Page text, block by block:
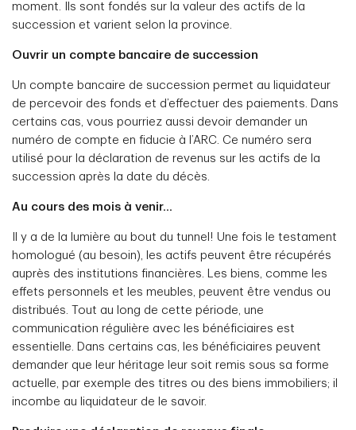
moment. Ils sont fondés sur la valeur des actifs de la
succession et varient selon la province.
Ouvrir un compte bancaire de succession
Un compte bancaire de succession permet au liquidateur
de percevoir des fonds et d’effectuer des paiements. Dans
certains cas, vous pourriez aussi devoir demander un
numéro de compte en fiducie à l’ARC. Ce numéro sera
utilisé pour la déclaration de revenus sur les actifs de la
succession après la date du décès.
Au cours des mois à venir...
Il y a de la lumière au bout du tunnel! Une fois le testament
homologué (au besoin), les actifs peuvent être récupérés
auprès des institutions financières. Les biens, comme les
effets personnels et les meubles, peuvent être vendus ou
distribués. Tout au long de cette période, une
communication régulière avec les bénéficiaires est
essentielle. Dans certains cas, les bénéficiaires peuvent
demander que leur héritage leur soit remis sous sa forme
actuelle, par exemple des titres ou des biens immobiliers; il
incombe au liquidateur de le savoir.